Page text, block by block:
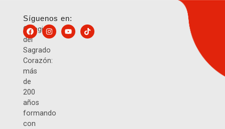
Colegio
del
Sagrado
Corazón:
más
de
200
años
formando
con
Síguenos en: